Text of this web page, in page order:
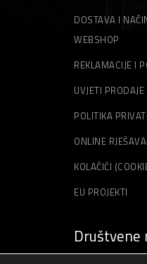
DOSTAVA I
WEBSHOP
REKLAMACIJE I
UVJETI
POLITIKA
ONLINE
KOLAČIĆI
EU PROJEKTI
Društvene